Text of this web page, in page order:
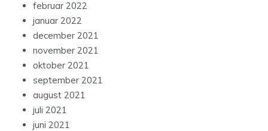
februar 2022
januar 2022
december 2021
november 2021
oktober 2021
september 2021
august 2021
juli 2021
juni 2021